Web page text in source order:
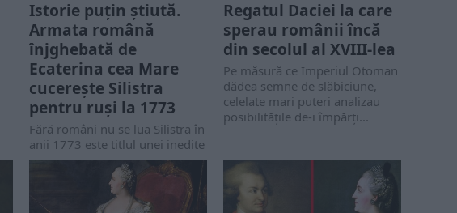
Istorie puțin știută.
Armata română
înjghebată de
Ecaterina cea Mare
cucerește Silistra
pentru ruși la 1773
Fără români nu se lua Silistra în
anii 1773 este titlul unei inedite
poveștiri relatate de...
Regatul Daciei la care
sperau românii încă
din secolul al XVIII-lea
Pe măsură ce Imperiul Otoman
dădea semne de slăbiciune,
celelate mari puteri analizau
posibilitățile de-i împărți...